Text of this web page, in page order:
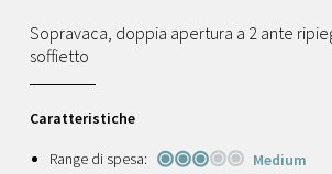
Sopravaca, doppia apertura a 2 ante
soffietto
Caratteristiche
Range di spesa:
Medium